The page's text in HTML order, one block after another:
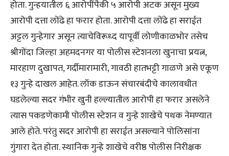
होता. गुन्हयातील ६ आरोपींपैकी ५ आरोपी अटक असून मुख्य
आरोपी दत्ता लोंढे हा फरार होता. आरोपी दत्ता लोंढे हा सराईत
अट्टल गुन्हेगार असून त्याचेविरूध्द यापूर्वी लोणीकाळभोर तसेच
श्रीगोंदा जिल्हा अहमदनगर या पोलीस स्टेशनला खुनाचा प्रयत्न,
मारहाण दुखापत, गर्दीमारामारी, गावठी हातभट्टी गाळणे असे एकूण
१३ गुन्हे दाखल आहेत. लॉक डाऊन संचारबंदीचे कालावधीत
घडलेल्या सदर गंभीर खुनी हल्ल्यातील आरोपी हा फरार असलेने
त्यास पकडणेकामी पोलीस स्टेशन व गुन्हे शाखेचे पथक नेमण्यात
आले होते. परंतु सदर आरोपी हा सराईत असल्याने पोलिसांना
गुंगारा देत होता. स्थानिक गुन्हे शाखेचे वरीष्ठ पोलीस निरीक्षक